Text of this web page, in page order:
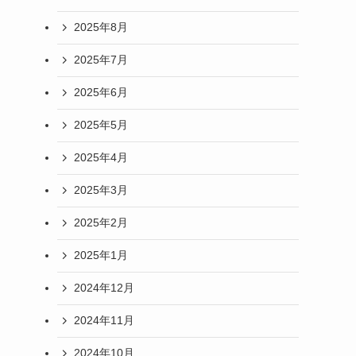
2025年8月
2025年7月
2025年6月
2025年5月
2025年4月
2025年3月
2025年2月
2025年1月
2024年12月
2024年11月
2024年10月